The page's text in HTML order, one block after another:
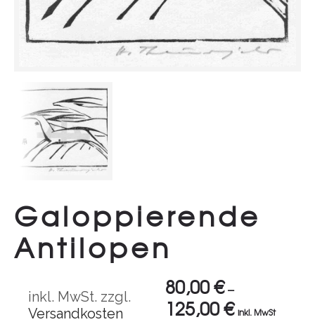
Galoppierende
Antilopen
inkl. MwSt. zzgl.
Versandkosten
80,00€–
125,00€ inkl. MwSt